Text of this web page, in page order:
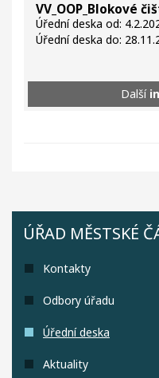
VV_OOP_Blokové
Úřední deska od:
Úřední deska do:
Další
ÚŘAD MĚSTSKÉ
Kontakty
Odbory úřadu
Úřední deska
Aktuality